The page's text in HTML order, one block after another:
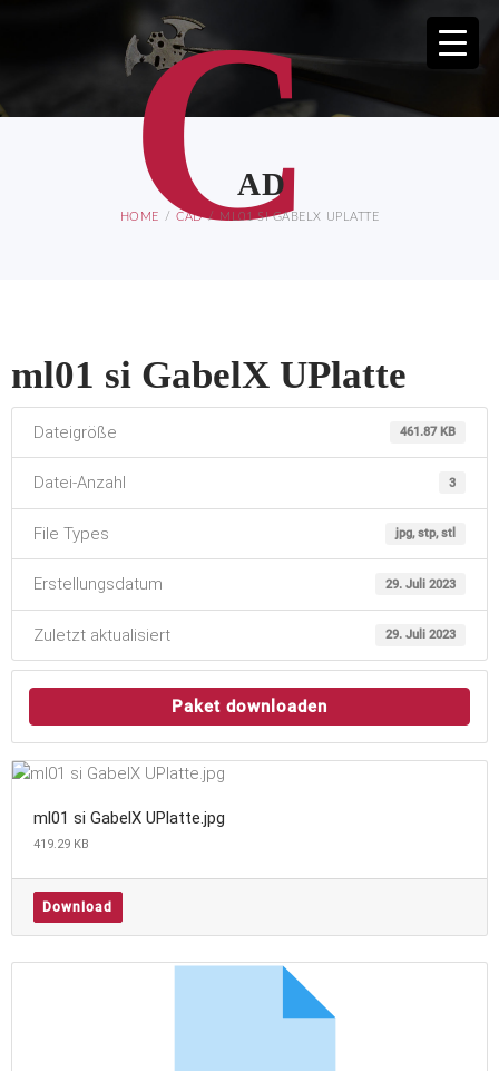
C
AD
HOME CAD ML01 SI GABELX UPLATTE
ml01 si GabelX UPlatte
Dateigröße 461.87 KB
Datei-Anzahl 3
File Types jpg, stp, stl
Erstellungsdatum 29. Juli 2023
Zuletzt aktualisiert 29. Juli 2023
Paket downloaden
ml01 si GabelX UPlatte.jpg
419.29 KB
Download